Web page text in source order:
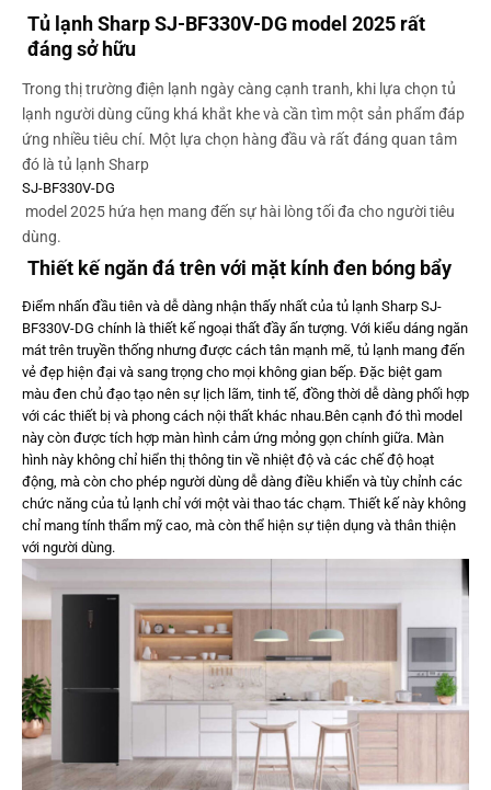
Tủ lạnh Sharp SJ-BF330V-DG model 2025 rất
đáng sở hữu
Trong thị trường điện lạnh ngày càng cạnh tranh, khi lựa chọn tủ
lạnh người dùng cũng khá khắt khe và cần tìm một sản phẩm đáp
ứng nhiều tiêu chí. Một lựa chọn hàng đầu và rất đáng quan tâm
đó là tủ lạnh Sharp
SJ-BF330V-DG
model 2025 hứa hẹn mang đến sự hài lòng tối đa cho người tiêu
dùng.
Thiết kế ngăn đá trên với mặt kính đen bóng bẩy
Điểm nhấn đầu tiên và dễ dàng nhận thấy nhất của tủ lạnh Sharp SJ-
BF330V-DG chính là thiết kế ngoại thất đầy ấn tượng. Với kiểu dáng ngăn
mát trên truyền thống nhưng được cách tân mạnh mẽ, tủ lạnh mang đến
vẻ đẹp hiện đại và sang trọng cho mọi không gian bếp. Đặc biệt gam
màu đen chủ đạo tạo nên sự lịch lãm, tinh tế, đồng thời dễ dàng phối hợp
với các thiết bị và phong cách nội thất khác nhau.Bên cạnh đó thì model
này còn được tích hợp màn hình cảm ứng mỏng gọn chính giữa. Màn
hình này không chỉ hiển thị thông tin về nhiệt độ và các chế độ hoạt
động, mà còn cho phép người dùng dễ dàng điều khiển và tùy chỉnh các
chức năng của tủ lạnh chỉ với một vài thao tác chạm. Thiết kế này không
chỉ mang tính thẩm mỹ cao, mà còn thể hiện sự tiện dụng và thân thiện
với người dùng.